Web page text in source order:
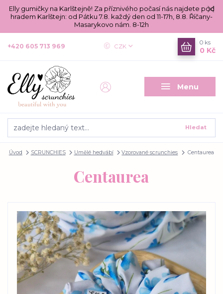
Elly gumičky na Karlštejně! Za příznivého počasí nás najdete pod
hradem Karlštejn: od Pátku 7.8. každý den od 11-17h, 8.8. Říčany-
Masarykovo nám. 8-12h
Menu
CZK
Hledat
+420 605 713 969
0 ks
0 Kč
Úvod SCRUNCHIES Umělé hedvábí Vzorované scrunchies Centaurea
Centaurea